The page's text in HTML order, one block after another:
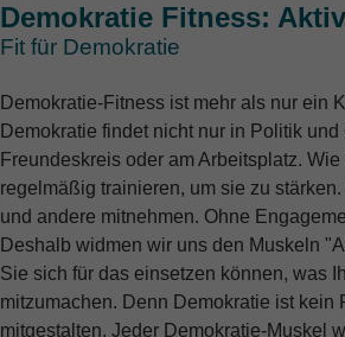
Demokratie Fitness:
Fit für Demokratie
Demokratie-Fitness ist mehr als nur ein
Demokratie findet nicht nur in Politik
Freundeskreis oder am Arbeitsplatz.
regelmäßig trainieren, um sie zu
und andere mitnehmen. Ohne
Deshalb widmen wir uns den Muskeln
Sie sich für das einsetzen können, was
mitzumachen. Denn Demokratie ist
mitgestalten. Jeder Demokratie-Muskel